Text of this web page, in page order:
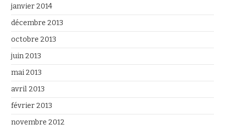
janvier 2014
décembre 2013
octobre 2013
juin 2013
mai 2013
avril 2013
février 2013
novembre 2012